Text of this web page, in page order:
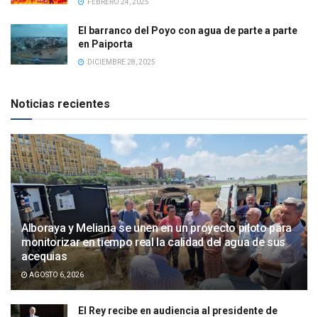
El barranco del Poyo con agua de parte a parte
en Paiporta
DICIEMBRE 28, 2025
Noticias recientes
Alboraya y Meliana se unen en un proyecto piloto para
monitorizar en tiempo real la calidad del agua de sus
acequias
AGOSTO 6, 2026
El Rey recibe en audiencia al presidente de